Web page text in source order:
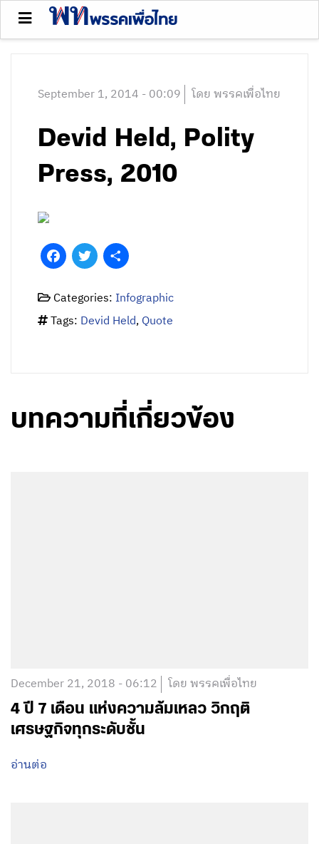
September 1, 2014 - 00:09 โดย พรรคเพื่อไทย
Devid Held, Polity
Press, 2010
FacebookTwitter
Categories: Infographic
Tags: Devid Held,Quote
บทความที่เกี่ยวข้อง
December 21, 2018 - 06:12 โดย พรรคเพื่อไทย
4 ปี 7 เดือน แห่งความล้มเหลว วิกฤติ
เศรษฐกิจทุกระดับชั้น
อ่านต่อ